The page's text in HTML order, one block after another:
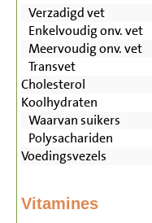
Verzadigd vet
Enkelvoudig onv. vet
Meervoudig onv. vet
Transvet
Cholesterol
Koolhydraten
Waarvan suikers
Polysachariden
Voedingsvezels
Vitamines